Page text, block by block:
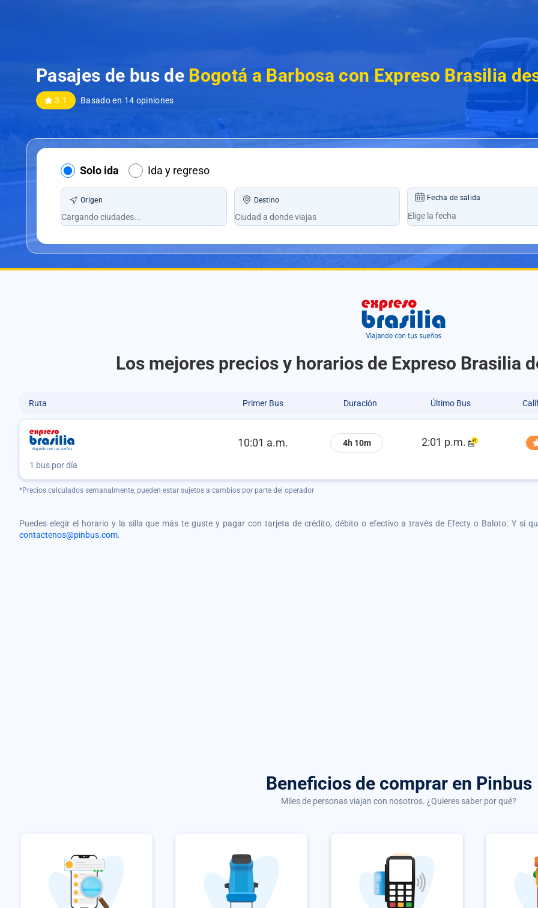
Pasajes de bus de Bogotá a Barbosa con Expreso Brasilia
3.1 Basado en 14 opiniones
Solo ida Ida y regreso
Origen Destino Fecha de salida
Los mejores precios y horarios de Expreso Brasilia
Ruta Primer Bus Duración Último Bus
10:01 a.m. 4h 10m 2:01 p.m.
1 bus por día
*Precios calculados semanalmente, pueden estar sujetos a cambios por parte del operador
Puedes elegir el horario y la silla que más te guste y pagar con tarjeta de crédito, débito o efectivo a través de Efecty o Baloto. Y si
contactenos@pinbus.com.
Beneficios de comprar en Pinbus
Miles de personas viajan con nosotros. ¿Quieres saber por qué?